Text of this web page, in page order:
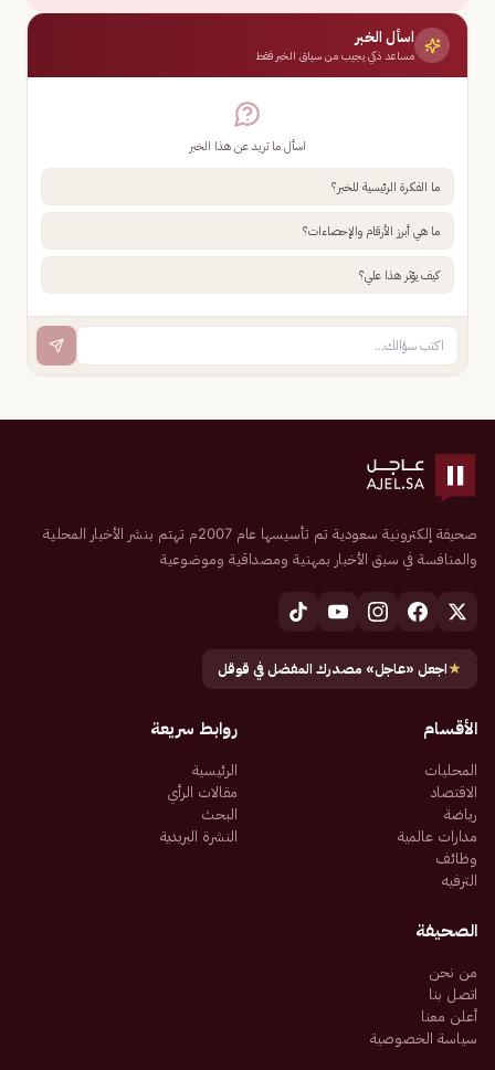
اسأل الخبر
مساعد ذكي يجيب من سياق الخبر فقط
اسأل ما تريد عن هذا الخبر
ما الفكرة الرئيسية للخبر؟
ما هي أبرز الأرقام والإحصاءات؟
كيف يؤثر هذا علي؟
صحيفة إلكترونية سعودية تم تأسيسها عام 2007م تهتم بنشر الأخبار المحلية
والمنافسة في سبق الأخبار بمهنية ومصداقية وموضوعية
★اجعل «عاجل» مصدرك المفضل في قوقل
الأقسام
المحليات
الاقتصاد
رياضة
مدارات عالمية
وظائف
الترفيه
روابط سريعة
الرئيسية
مقالات الرأي
البحث
النشرة البريدية
الصحيفة
من نحن
اتصل بنا
أعلن معنا
سياسة الخصوصية